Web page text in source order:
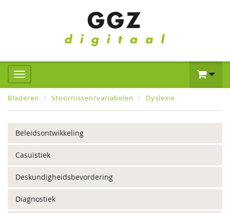
Bladeren Stoornissen/variabelen Dyslexie
Beleidsontwikkeling
Casuïstiek
Deskundigheidsbevordering
Diagnostiek